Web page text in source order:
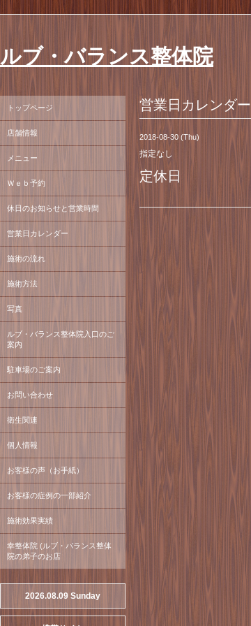
ルブ・バランス整体院
営業日カレンダー
2018-08-30 (Thu)
指定なし
定休日
トップページ
店舗情報
メニュー
Ｗｅｂ予約
休日のお知らせと営業時間
営業日カレンダー
施術の流れ
施術方法
写真
ルブ・バランス整体院入口のご
案内
駐車場のご案内
お問い合わせ
衛生関連
個人情報
お客様の声（お手紙）
お客様の症例の一部紹介
施術効果実績
幸整体院 (ルブ・バランス整体
院の弟子のお店
2026.08.09 Sunday